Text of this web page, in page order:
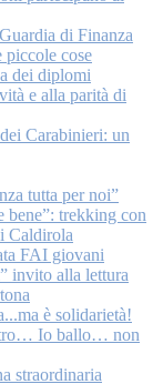
di Finanza
piccole cose
dei diplomi
e alla parità di
Carabinieri: un
tutta per noi”
bene”: trekking con
Caldirola
FAI giovani
invito alla lettura
è solidarietà!
Io ballo… non
straordinaria